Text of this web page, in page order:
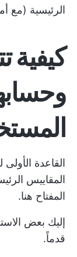
الرئيسية (مع
كيفية
القاعدة
المقاييس
المفتاح هنا.
إليك بعض
قدماً.